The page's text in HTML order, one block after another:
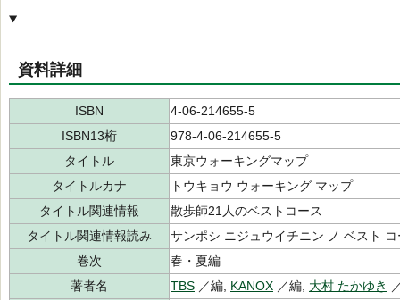
資料詳細
ISBN
4-06-214655-5
ISBN13桁
978-4-06-214655-5
タイトル
東京ウォーキングマップ
タイトルカナ
トウキョウ ウォーキング マップ
タイトル関連情報
散歩師21人のベストコース
タイトル関連情報読み
サンポシ ニジュウイチニン ノ ベスト コ
巻次
春・夏編
著者名
TBS ／編, KANOX ／編, 大村 たかゆき